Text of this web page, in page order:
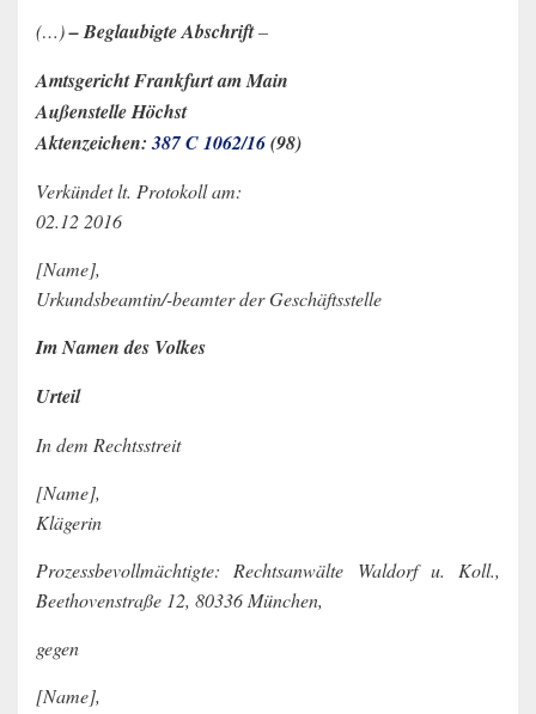
(…)– Beglaubigte Abschrift–
Amtsgericht Frankfurt am Main
Außenstelle Höchst
Aktenzeichen:387 C 1062/16(98)
Verkündet lt. Protokoll am:
02.12 2016
[Name],
Urkundsbeamtin/-beamter der Geschäftsstelle
Im Namen des Volkes
Urteil
In dem Rechtsstreit
[Name],
Klägerin
Prozessbevollmächtigte: Rechtsanwälte Waldorf u. Koll.,
Beethovenstraße 12, 80336 München,
gegen
[Name],